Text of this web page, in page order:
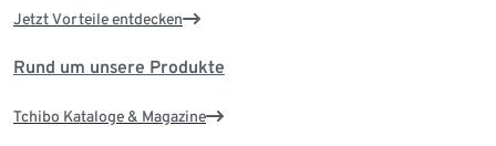
Jetzt Vorteile entdecken
Rund um unsere Produkte
Tchibo Kataloge & Magazine